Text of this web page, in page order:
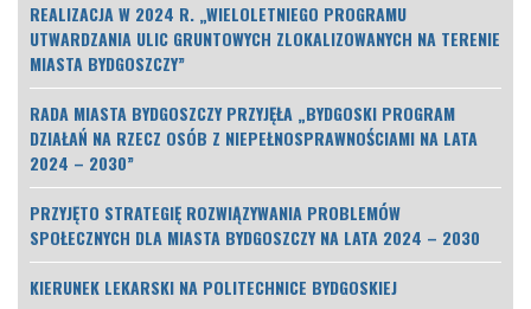
REALIZACJA W 2024 R. „WIELOLETNIEGO PROGRAMU
UTWARDZANIA ULIC GRUNTOWYCH ZLOKALIZOWANYCH NA TERENIE
MIASTA BYDGOSZCZY”
RADA MIASTA BYDGOSZCZY PRZYJĘŁA „BYDGOSKI PROGRAM
DZIAŁAŃ NA RZECZ OSÓB Z NIEPEŁNOSPRAWNOŚCIAMI NA LATA
2024 – 2030”
PRZYJĘTO STRATEGIĘ ROZWIĄZYWANIA PROBLEMÓW
SPOŁECZNYCH DLA MIASTA BYDGOSZCZY NA LATA 2024 – 2030
KIERUNEK LEKARSKI NA POLITECHNICE BYDGOSKIEJ